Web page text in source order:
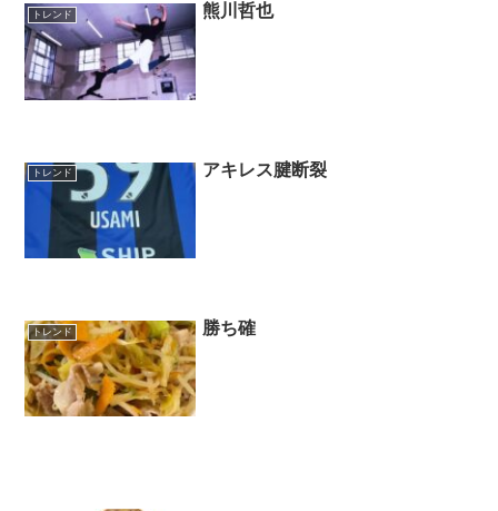
トレンド 熊川哲也
トレンド アキレス腱断裂
トレンド 勝ち確